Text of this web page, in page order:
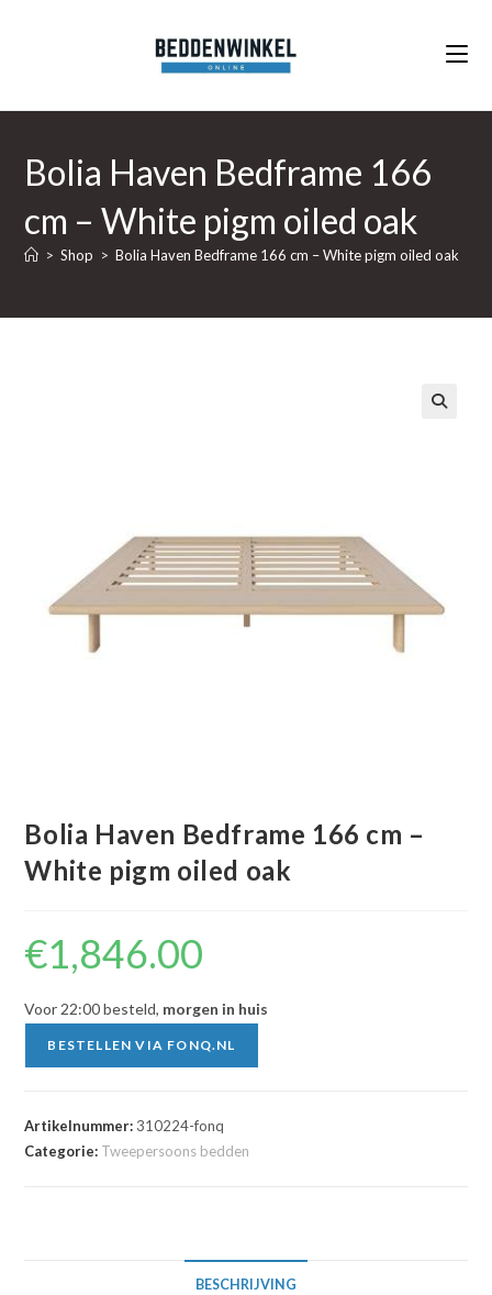
Bolia Haven Bedframe 166
cm – White pigm oiled oak
> Shop > Bolia Haven Bedframe 166 cm – White pigm oiled oak
Bolia Haven Bedframe 166 cm –
White pigm oiled oak
€1,846.00
Voor 22:00 besteld, morgen in huis
BESTELLEN VIA FONQ.NL
Artikelnummer: 310224-fonq
Categorie: Tweepersoons bedden
BESCHRIJVING